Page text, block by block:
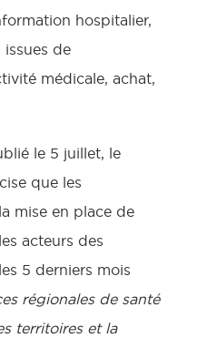
hospitalier,
de
médicale, achat,
le 5 juillet, le
que les
mise en place de
acteurs des
5 derniers mois
régionales de santé
territoires et la